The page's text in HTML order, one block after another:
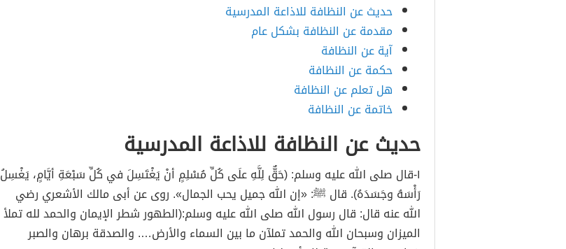
حديث عن النظافة للاذاعة المدرسية
مقدمة عن النظافة بشكل عام
آية عن النظافة
حكمة عن النظافة
هل تعلم عن النظافة
خاتمة عن النظافة
حديث عن النظافة للاذاعة المدرسية
١-قال صلى الله عليه وسلم: (حَقٌّ لِلَّهِ علَى كُلِّ مُسْلِمٍ أنْ يَغْتَسِلَ في كُلِّ سَبْعَةِ أيَّامٍ، يَغْسِلُ
رَأْسَهُ وجَسَدَهُ). قال ﷺ: «إن الله جميل يحب الجمال». روى عن أبى مالك الأشعري رضي
الله عنه قال: قال رسول الله صلى الله عليه وسلم:(الطهور شطر الإيمان والحمد لله تملأ
الميزان وسبحان الله والحمد تملآن ما بين السماء والأرض…. والصدقة برهان والصبر